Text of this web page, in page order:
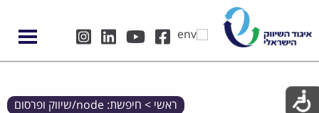
ראשי > חיפשת: node/שיווק ופרסום